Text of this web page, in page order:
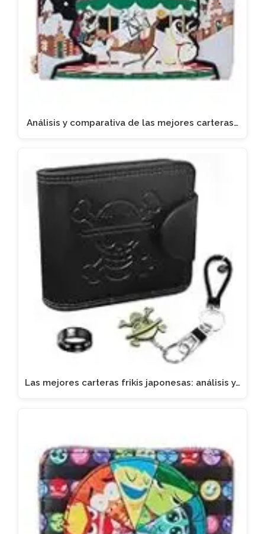
Análisis y comparativa de las mejores carteras…
Las mejores carteras frikis japonesas: análisis y…